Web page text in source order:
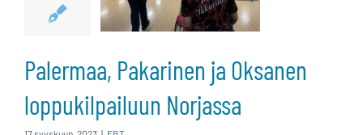
loppukilpailuun
Norjassa
Palermaa, Pakarinen ja Oksanen
loppukilpailuun Norjassa